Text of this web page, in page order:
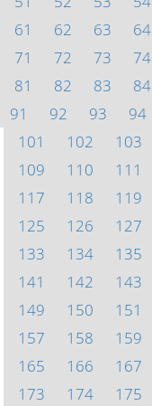
61
62 63 64
71
72 73 74
81
82 83 84
91
92 93 94
101
102 103
109
110 111
117
118 119
125
126 127
133
134 135
141
142 143
149
150 151
157
158 159
165
166 167
173
174 175